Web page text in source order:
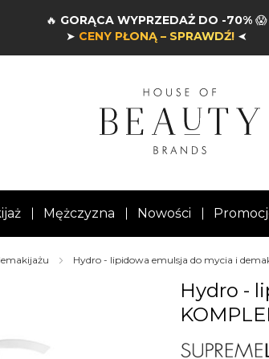
🔥 GORĄCA WYPRZEDAŻ DO -70%😱
➤ CENY PŁONĄ – SPRAWDŹ! ➤
Mężczyzna Nowości
Hydro - lipidowa emulsja do mycia i
Hydro -